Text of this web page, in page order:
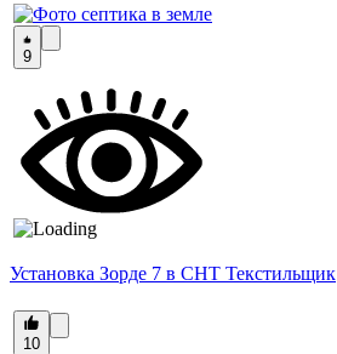
9
Установка Зорде 7 в СНТ Текстильщик
10